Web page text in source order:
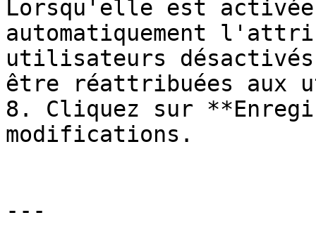
Lorsqu'elle est
automatiquement
utilisateurs
être réattribuées
8. Cliquez sur
modifications.
---